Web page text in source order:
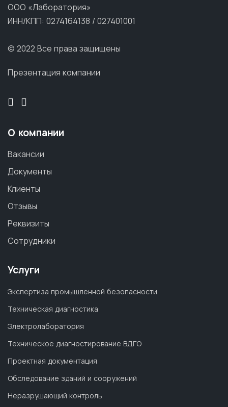
ООО «Лаборатория»
ИНН/КПП: 0274164138 / 027401001
© 2022 Все права защищены
Презентация компании
О компании
Вакансии
Документы
Клиенты
Отзывы
Реквизиты
Сотрудники
Услуги
Экспертиза промышленной безопасности
Техническая диагностика
Электролаборатория
Техническое диагностирование ВДГО
Проектная документация
Обследование зданий и сооружений
Неразрушающий контроль